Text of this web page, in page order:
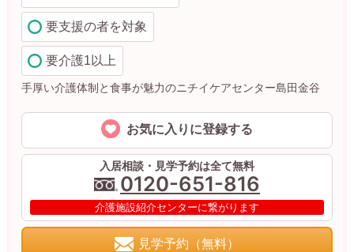
手厚い介護体制と食事が魅力のニチイケアセンター島田金谷
要支援の者を対象
要介護1以上
お気に入りに登録する
入居相談・見学予約は全て無料
0120-651-816
介護施設紹介センターに繋がります
見学予約（無料）